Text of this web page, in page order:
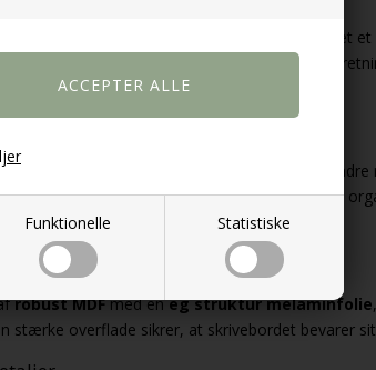
Funktionelle Statistiske
tilfører bordet
i både skandinaviske og klassiske
indbydende arbejdsmiljø.
design
er dette skrivebord ideelt til
at de smarte opbevaringsmuligheder sikrer et
og let at vedligeholde
robust MDFmed eneg struktur melaminfolie
stærke overflade sikrer, at skrivebordet bevarer